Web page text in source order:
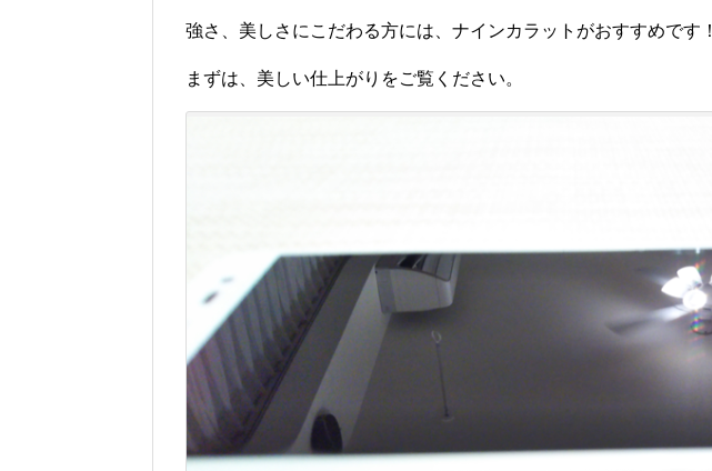
強さ、美しさにこだわる方には、ナインカラットがおすすめです！
まずは、美しい仕上がりをご覧ください。